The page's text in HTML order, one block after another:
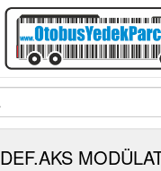
DEF.AKS